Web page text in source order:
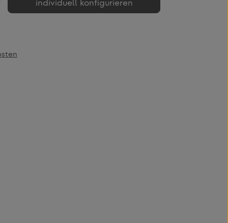
individuell konfigurieren